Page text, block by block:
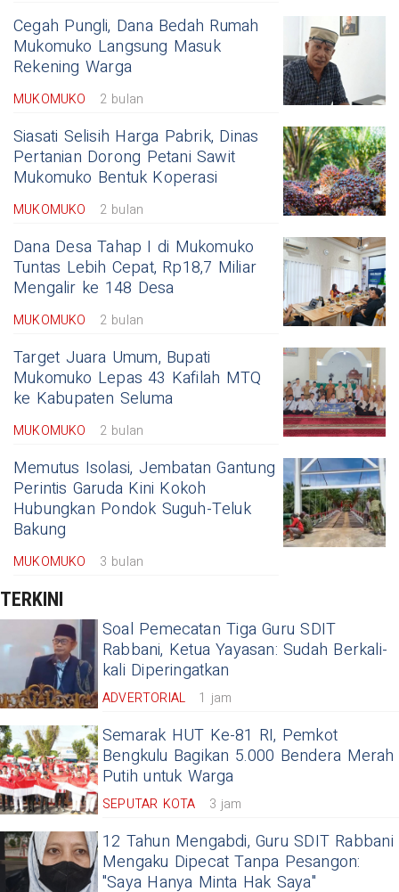
Cegah Pungli, Dana Bedah Rumah
Mukomuko Langsung Masuk
Rekening Warga
MUKOMUKO 2 bulan
Siasati Selisih Harga Pabrik, Dinas
Pertanian Dorong Petani Sawit
Mukomuko Bentuk Koperasi
MUKOMUKO 2 bulan
Dana Desa Tahap I di Mukomuko
Tuntas Lebih Cepat, Rp18,7 Miliar
Mengalir ke 148 Desa
MUKOMUKO 2 bulan
Target Juara Umum, Bupati
Mukomuko Lepas 43 Kafilah MTQ
ke Kabupaten Seluma
MUKOMUKO 2 bulan
Memutus Isolasi, Jembatan Gantung
Perintis Garuda Kini Kokoh
Hubungkan Pondok Suguh-Teluk
Bakung
MUKOMUKO 3 bulan
TERKINI
Soal Pemecatan Tiga Guru SDIT
Rabbani, Ketua Yayasan: Sudah Berkali-
kali Diperingatkan
ADVERTORIAL 1 jam
Semarak HUT Ke-81 RI, Pemkot
Bengkulu Bagikan 5.000 Bendera Merah
Putih untuk Warga
SEPUTAR KOTA 3 jam
12 Tahun Mengabdi, Guru SDIT Rabbani
Mengaku Dipecat Tanpa Pesangon:
"Saya Hanya Minta Hak Saya"